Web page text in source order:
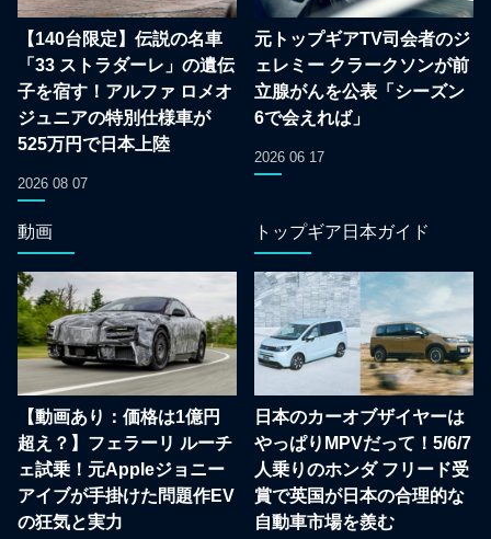
【140台限定】伝説の名車
「33 ストラダーレ」の遺伝
子を宿す！アルファ ロメオ
ジュニアの特別仕様車が
525万円で日本上陸
2026 08 07
元トップギアTV司会者のジ
ェレミー クラークソンが前
立腺がんを公表「シーズン
6で会えれば」
2026 06 17
動画
【動画あり：価格は1億円
超え？】フェラーリ ルーチ
ェ試乗！元Appleジョニー
アイブが手掛けた問題作EV
の狂気と実力
トップギア日本ガイド
日本のカーオブザイヤーは
やっぱりMPVだって！5/6/7
人乗りのホンダ フリード受
賞で英国が日本の合理的な
自動車市場を羨む